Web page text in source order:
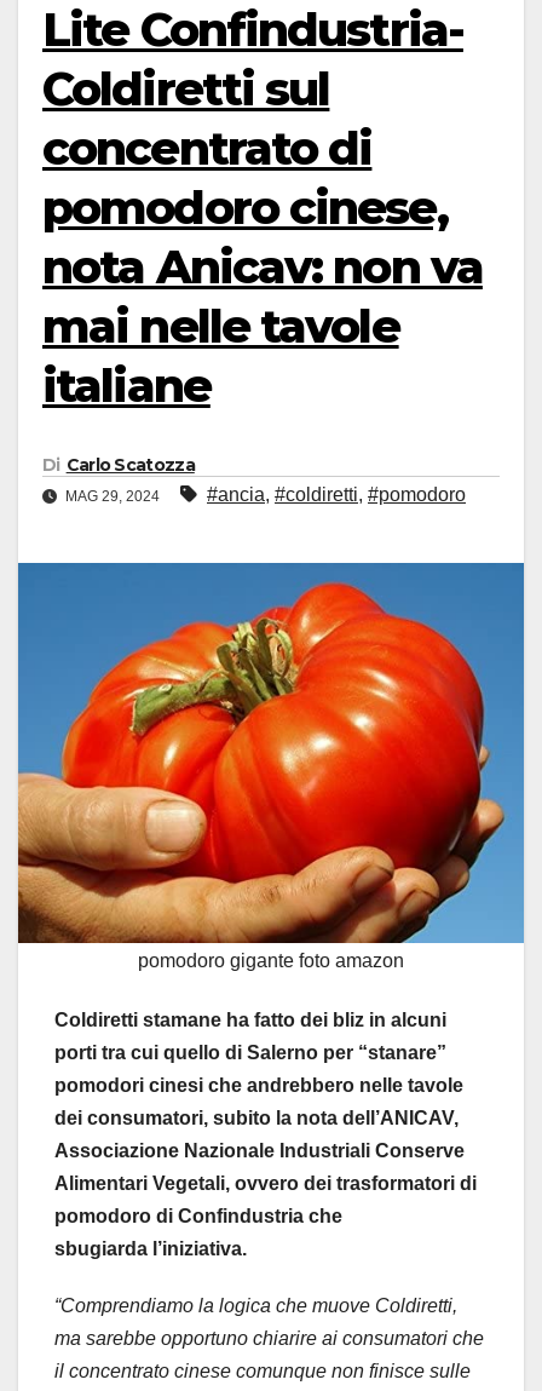
Lite Confindustria-
Coldiretti sul
concentrato di
pomodoro cinese,
nota Anicav: non va
mai nelle tavole
italiane
Di Carlo Scatozza
MAG 29, 2024 #ancia, #coldiretti, #pomodoro
pomodoro gigante foto amazon
Coldiretti stamane ha fatto dei bliz in alcuni
porti tra cui quello di Salerno per “stanare”
pomodori cinesi che andrebbero nelle tavole
dei consumatori, subito la nota dell’ANICAV,
Associazione Nazionale Industriali Conserve
Alimentari Vegetali, ovvero dei trasformatori di
pomodoro di Confindustria che
sbugiarda l’iniziativa.
“Comprendiamo la logica che muove Coldiretti,
ma sarebbe opportuno chiarire ai consumatori che
il concentrato cinese comunque non finisce sulle